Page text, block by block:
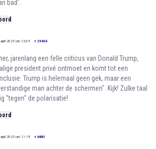
bad'.
april 2025 om 13:09 + 29404
jarenlang een felle criticus van Donald Trump,
president privé ontmoet en komt tot een
Trump is helemaal geen gek, maar een
man achter de schermen". Kijk! Zulke taal
"tegen" de polarisatie!
april 2025 om 11:19 + 6881